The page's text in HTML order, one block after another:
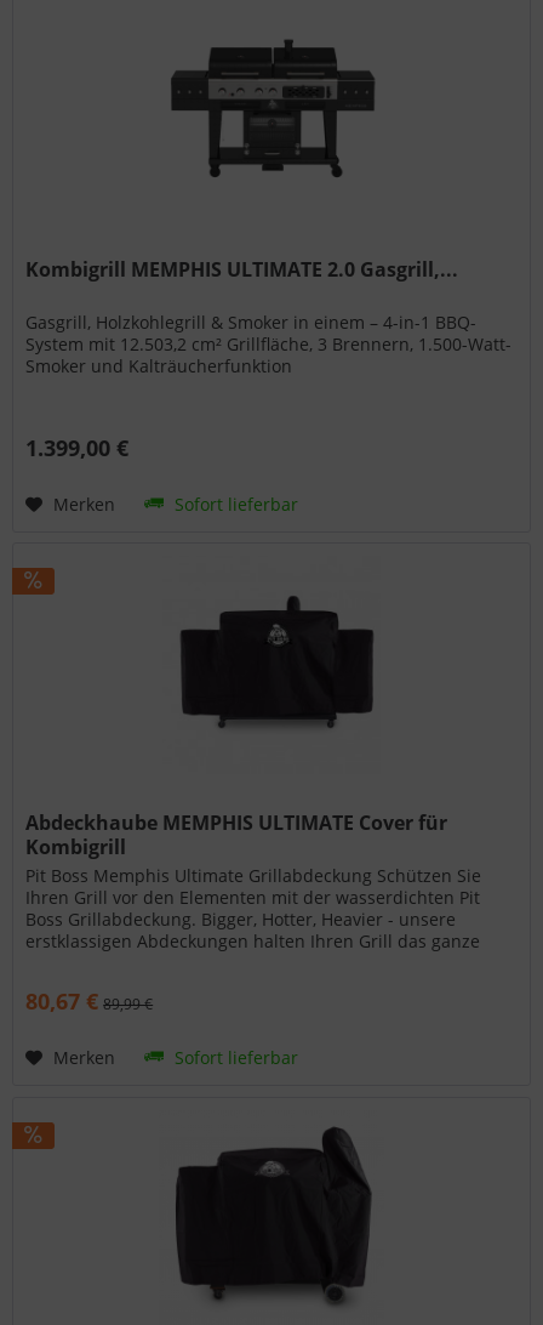
Kombigrill MEMPHIS ULTIMATE 2.0 Gasgrill,...
Gasgrill, Holzkohlegrill & Smoker in einem – 4-in-1 BBQ-
System mit 12.503,2 cm² Grillfläche, 3 Brennern, 1.500-Watt-
Smoker und Kalträucherfunktion
1.399,00 €
Merken Sofort lieferbar
Abdeckhaube MEMPHIS ULTIMATE Cover für
Kombigrill
Pit Boss Memphis Ultimate Grillabdeckung Schützen Sie
Ihren Grill vor den Elementen mit der wasserdichten Pit
Boss Grillabdeckung. Bigger, Hotter, Heavier - unsere
erstklassigen Abdeckungen halten Ihren Grill das ganze
80,67 € 89,99 €
Merken Sofort lieferbar